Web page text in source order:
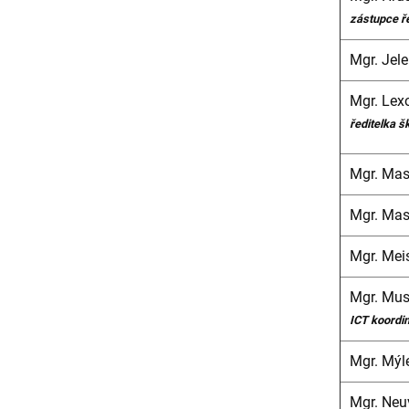
zástupce
Mgr.
Mgr.
ředitelka
Mgr.
Mgr.
Mgr.
Mgr.
ICT
Mgr.
Mgr.